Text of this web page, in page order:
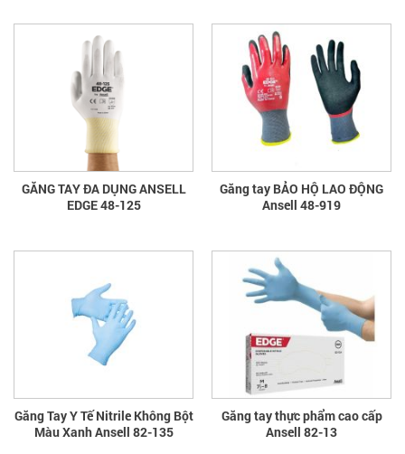
GĂNG TAY ĐA DỤNG ANSELL
EDGE 48-125
Găng tay BẢO HỘ LAO ĐỘNG
Ansell 48-919
Găng Tay Y Tế Nitrile Không Bột
Màu Xanh Ansell 82-135
Găng tay thực phẩm cao cấp
Ansell 82-13